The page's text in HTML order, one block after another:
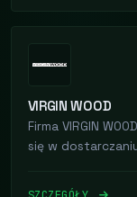
VIRGIN WOOD
Firma VIRGIN
się w